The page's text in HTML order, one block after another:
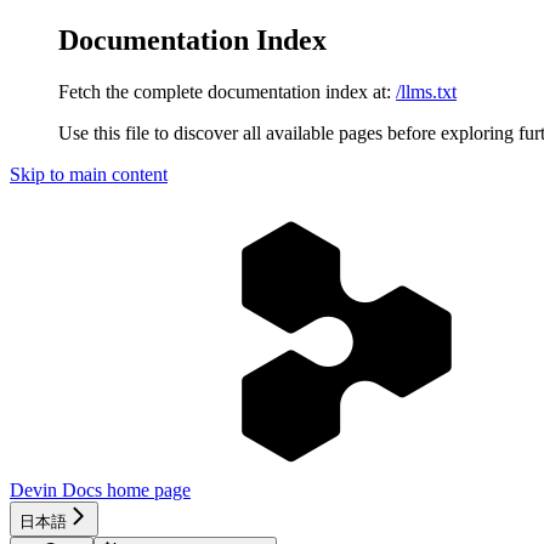
Documentation Index
Fetch the complete documentation index at: /llms.txt
Use this file to discover all available pages before exploring
Skip to main content
Devin Docs home page
日本語